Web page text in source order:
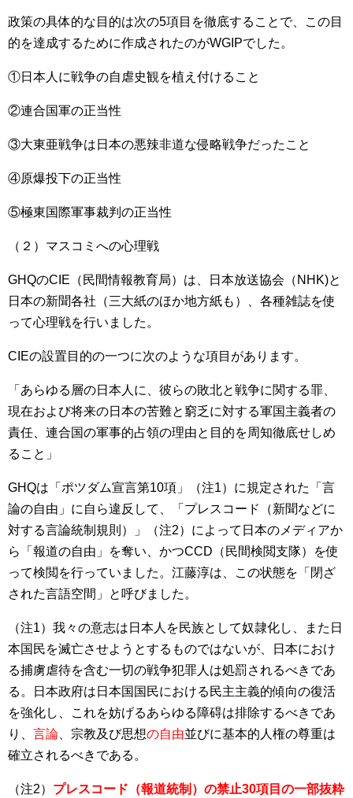
政策の具体的な目的は次の5項目を徹底することで、この目
的を達成するために作成されたのがWGIPでした。
①日本人に戦争の自虐史観を植え付けること
②連合国軍の正当性
③大東亜戦争は日本の悪辣非道な侵略戦争だったこと
④原爆投下の正当性
⑤極東国際軍事裁判の正当性
（２）マスコミへの心理戦
GHQのCIE（民間情報教育局）は、日本放送協会（NHK)と
日本の新聞各社（三大紙のほか地方紙も）、各種雑誌を使
って心理戦を行いました。
CIEの設置目的の一つに次のような項目があります。
「あらゆる層の日本人に、彼らの敗北と戦争に関する罪、
現在および将来の日本の苦難と窮乏に対する軍国主義者の
責任、連合国の軍事的占領の理由と目的を周知徹底せしめ
ること」
GHQは「ポツダム宣言第10項」（注1）に規定された「言
論の自由」に自ら違反して、「プレスコード（新聞などに
対する言論統制規則）」（注2）によって日本のメディアか
ら「報道の自由」を奪い、かつCCD（民間検閲支隊）を使
って検閲を行っていました。江藤淳は、この状態を「閉ざ
された言語空間」と呼びました。
（注1）我々の意志は日本人を民族として奴隷化し、また日
本国民を滅亡させようとするものではないが、日本におけ
る捕虜虐待を含む一切の戦争犯罪人は処罰されるべきであ
る。日本政府は日本国国民における民主主義的傾向の復活
を強化し、これを妨げるあらゆる障碍は排除するべきであ
り、 言論 、宗教及び思想の自由並びに基本的人権の尊重は
確立されるべきである。
（注2） プレスコード（報道統制）の禁止30項目の一部抜粋